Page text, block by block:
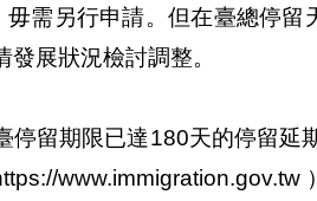
毋需另行申請。但在臺總停
發展狀況檢討調整。
停留期限已達180天的停留延